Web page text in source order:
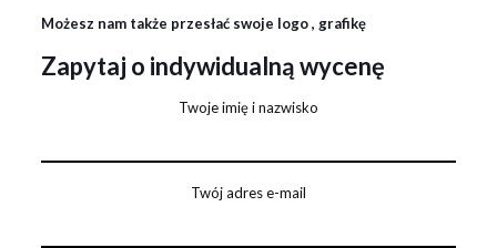
Możesz nam także przesłać swoje logo , grafikę
Zapytaj o indywidualną wycenę
Twoje imię i nazwisko
Twój adres e-mail